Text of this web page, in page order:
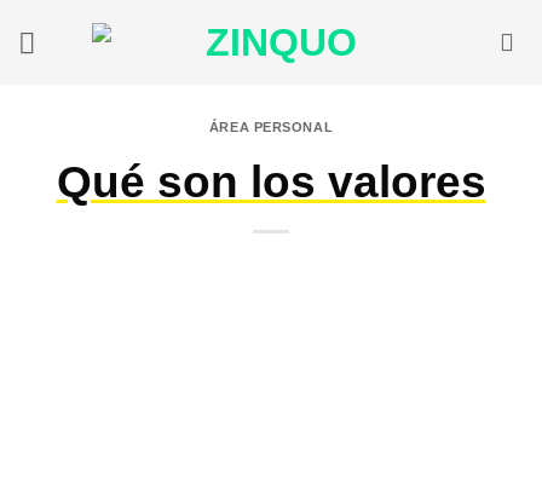
ÁREA PERSONAL
Qué son los valores